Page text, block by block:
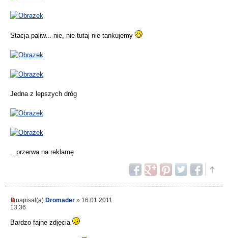
Stacja paliw... nie, nie tutaj nie tankujemy
Jedna z lepszych dróg
...przerwa na reklamę
napisał(a) Dromader » 16.01.2011
13:36
Bardzo fajne zdjęcia